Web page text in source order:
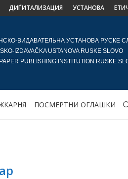
ДИҐИТАЛИЗАЦИЯ УСТАНОВА
ВИДАВАТЕЛЬНА УСТАНОВА РУСКЕ
IZDAVAČKA USTANOVA RUSKE SLOVO
PUBLISHING INSTITUTION RUSKE
ПОСМЕРТНИ ОГЛАШКИ